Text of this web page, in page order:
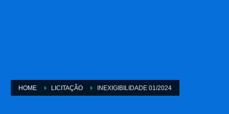
HOME LICITAÇÃO INEXIGIBILIDADE 01/2024